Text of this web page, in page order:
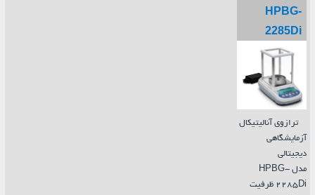
HPBG-
2285Di
ترازوی آنالیتیکال
آزمایشگاهی
دیجیتالی
مدل HPBG-
2285Di ظرفیت